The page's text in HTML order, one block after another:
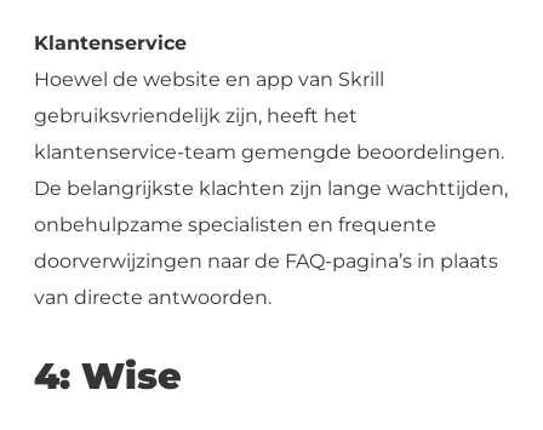
Klantenservice
Hoewel de website en app van Skrill
gebruiksvriendelijk zijn, heeft het
klantenservice-team gemengde beoordelingen.
De belangrijkste klachten zijn lange wachttijden,
onbehulpzame specialisten en frequente
doorverwijzingen naar de FAQ-pagina’s in plaats
van directe antwoorden.
4: Wise